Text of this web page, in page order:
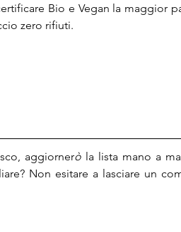
Bio e Vegan la maggior
zero rifiuti.
aggiornerò la lista mano a
Non esitare a lasciare un